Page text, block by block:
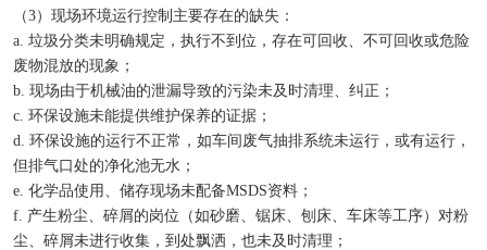
（3）现场环境运行控制主要存在的缺失：
a. 垃圾分类未明确规定，执行不到位，存在可回收、不可回收或危险
废物混放的现象；
b. 现场由于机械油的泄漏导致的污染未及时清理、纠正；
c. 环保设施未能提供维护保养的证据；
d. 环保设施的运行不正常，如车间废气抽排系统未运行，或有运行，
但排气口处的净化池无水；
e. 化学品使用、储存现场未配备MSDS资料；
f. 产生粉尘、碎屑的岗位（如砂磨、锯床、刨床、车床等工序）对粉
尘、碎屑未进行收集，到处飘洒，也未及时清理；